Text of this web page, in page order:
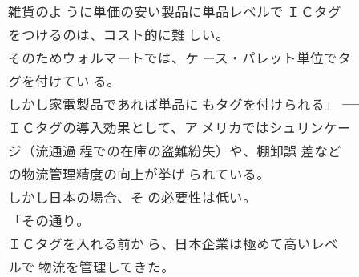
雑貨のよ うに単価の安い製品に単品レベルで ＩＣタグ
をつけるのは、コスト的に難 しい。
そのためウォルマートでは、ケ ース・パレット単位でタ
グを付けてい る。
しかし家電製品であれば単品に もタグを付けられる」 ――
ＩＣタグの導入効果として、ア メリカではシュリンケー
ジ（流通過 程での在庫の盗難紛失）や、棚卸誤 差など
の物流管理精度の向上が挙げ られている。
しかし日本の場合、そ の必要性は低い。
「その通り。
ＩＣタグを入れる前か ら、日本企業は極めて高いレベ
ルで 物流を管理してきた。